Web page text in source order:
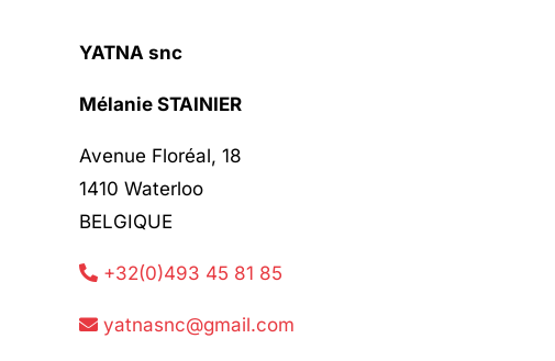
YATNA snc
Mélanie STAINIER
Avenue Floréal, 18
1410 Waterloo
BELGIQUE
+32(0)493 45 81 85
yatnasnc@gmail.com